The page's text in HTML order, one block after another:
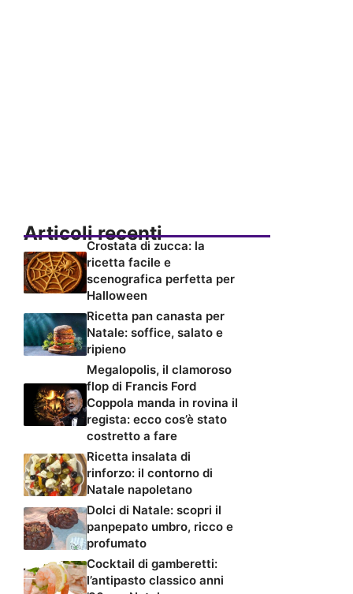
Articoli recenti
Crostata di zucca: la
ricetta facile e
scenografica perfetta per
Halloween
Ricetta pan canasta per
Natale: soffice, salato e
ripieno
Megalopolis, il clamoroso
flop di Francis Ford
Coppola manda in rovina il
regista: ecco cos’è stato
costretto a fare
Ricetta insalata di
rinforzo: il contorno di
Natale napoletano
Dolci di Natale: scopri il
panpepato umbro, ricco e
profumato
Cocktail di gamberetti:
l’antipasto classico anni